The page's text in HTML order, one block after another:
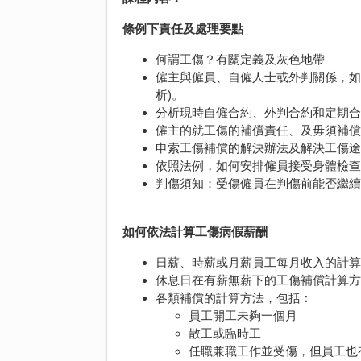
條例下責任及處理要點
何謂工傷？有關定義及灰色地帶
僱主與僱員、自僱人士或外判關係，
析)。
分析現時自僱合約、外判合約和定期
僱主的就工傷的補償責任、及毋須補
申索工傷補償的解決辦法及解決工傷
依照法例，如何安排僱員接受身體檢
判傷須知：受傷僱員在判傷前能否繼
如何依法計算工傷病假薪酬
日薪、時薪或月薪員工每月收入的計
休息日在有薪無薪下的工傷補償計算
各類補償的計算方法，包括︰
員工開工未夠一個月
散工或臨時工
任職兼職工作並受傷，但員工